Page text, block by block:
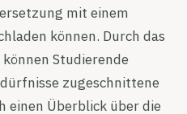
mit einem
können. Durch das
Studierende
zugeschnittene
einen Überblick über die